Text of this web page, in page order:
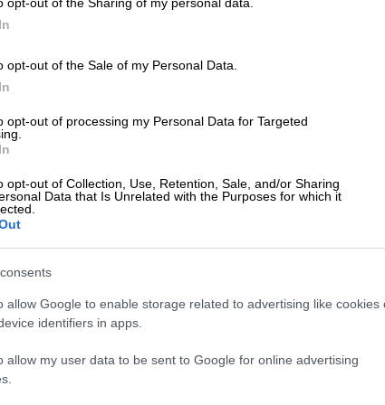
opt-out of the Sale of my Personal Data.
opt-out of processing my Personal Data for Targeted
opt-out of Collection, Use, Retention, Sale, and/or Sharing
Data that Is Unrelated with the Purposes for which it
allow Google to enable storage related to advertising like cookies
identifiers in apps.
allow my user data to be sent to Google for online advertising
απαγωγή Duffy